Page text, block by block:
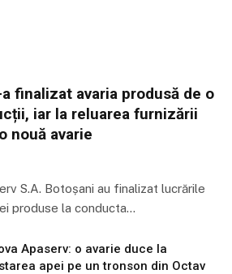
finalizat avaria produsă de o
iar la reluarea furnizării
nouă avarie
S.A. Botoșani au finalizat lucrările
produse la conducta…
Apaserv: o avarie duce la
apei pe un tronson din Octav